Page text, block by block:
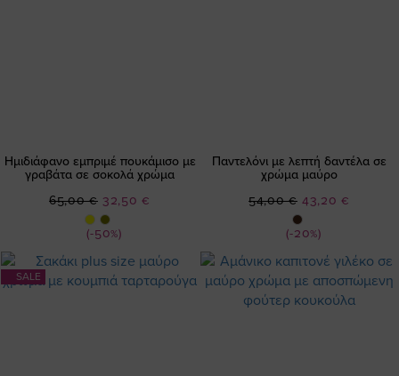
Ημιδιάφανο εμπριμέ πουκάμισο με
γραβάτα σε σοκολά χρώμα
(-50%)
Ειδική
Τιμή
32,50 €
65,00 €
Παντελόνι με λεπτή δαντέλα σε
χρώμα μαύρο
(-20%)
Ειδική
Τιμή
43,20 €
54,00 €
SALE